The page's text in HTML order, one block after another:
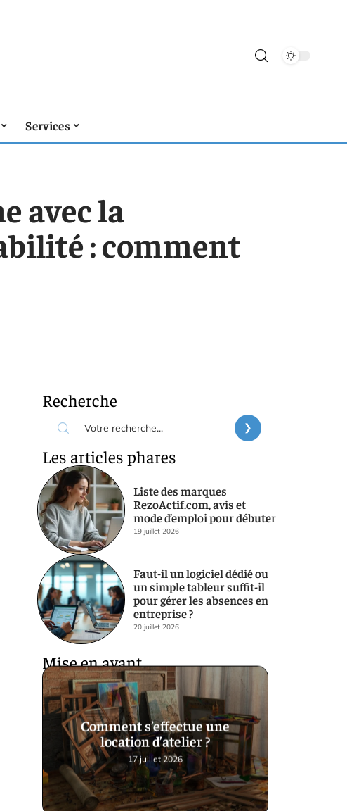
Services
avec la
: comment
Recherche
Les articles phares
Liste des marques
RezoActif.com, avis et
mode d’emploi pour débuter
19 juillet 2026
Faut-il un logiciel dédié ou
un simple tableur suffit-il
pour gérer les absences en
entreprise ?
20 juillet 2026
Mise en avant
Comment s’effectue une
location d’atelier ?
17 juillet 2026